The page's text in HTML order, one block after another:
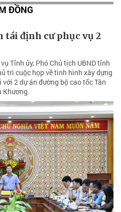
ĐỒNG
tái định cư phục vụ 2
Tỉnh ủy, Phó Chủ tịch UBND tỉnh
trì cuộc họp về tình hình xây dựng
2 dự án đường bộ cao tốc Tân
Khương.